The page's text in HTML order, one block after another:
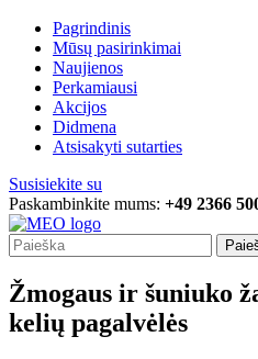
Pagrindinis
Mūsų pasirinkimai
Naujienos
Perkamiausi
Akcijos
Didmena
Atsisakyti sutarties
Susisiekite su
Paskambinkite mums: +49 2366
Žmogaus ir šuniuko
kelių pagalvėlės